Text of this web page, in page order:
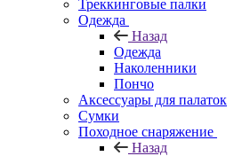
Треккинговые палки
Одежда
Назад
Одежда
Наколенники
Пончо
Аксессуары для палаток
Сумки
Походное снаряжение
Назад